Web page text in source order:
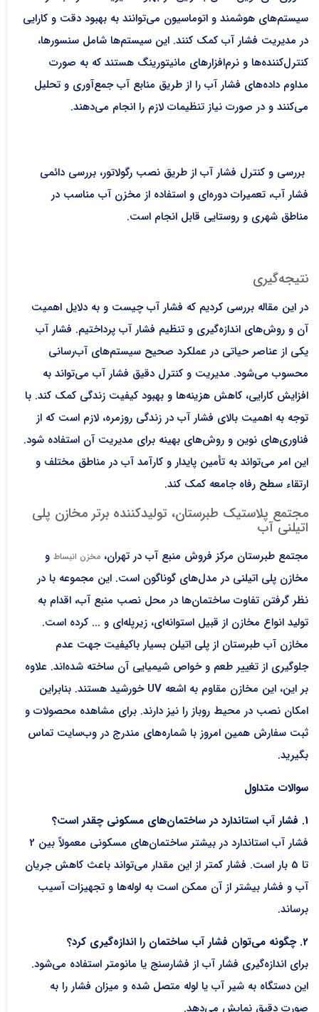
سیستم‌های هوشمند و اتوماسیون می‌توانند به بهبود دقت و کارایی
در مدیریت فشار آب کمک کنند. این سیستم‌ها شامل سنسورها،
کنترل‌کننده‌ها و نرم‌افزارهای مانیتورینگ هستند که به صورت
مداوم داده‌های فشار آب را از طریق منابع آب جمع‌آوری و تحلیل
می‌کنند و در صورت نیاز تنظیمات لازم را انجام می‌دهند.
بررسی و کنترل فشار آب از طریق نصب رگولاتور، بررسی دائمی
فشار آب، تعمیرات دوره‌ای و استفاده از مخزن آب مناسب در
مناطق شهری و روستایی قابل انجام است.
نتیجه‌گیری
در این مقاله بررسی کردیم که فشار آب چیست و به دلایل اهمیت
آن و روش‌های اندازه‌گیری و تنظیم فشار آب پرداختیم. فشار آب
یکی از عناصر حیاتی در عملکرد صحیح سیستم‌های آب‌رسانی
محسوب می‌شود. مدیریت و کنترل دقیق فشار آب می‌تواند به
افزایش کارایی، کاهش هزینه‌ها و بهبود کیفیت زندگی کمک کند. با
توجه به اهمیت بالای فشار آب در زندگی روزمره، لازم است که از
فناوری‌های نوین و روش‌های بهینه برای مدیریت آن استفاده شود.
این امر می‌تواند به تأمین پایدار و کارآمد آب در مناطق مختلف و
ارتقاء سطح رفاه جامعه کمک کند.
مجتمع پلاستیک طبرستان، تولیدکننده برتر مخازن پلی
اتیلنی آب
مجتمع طبرستان مرکز فروش منبع آب در تهران، مخزن انبساط و
مخازن پلی اتیلنی در مدل‌های گوناگون است. این مجموعه با در
نظر گرفتن تفاوت ساختمان‌ها در محل نصب منبع آب، اقدام به
تولید انواع مخازن از قبیل استوانه‌ای، زیرپله‌ای و ... کرده است.
مخازن آب طبرستان از پلی اتیلن بسیار باکیفیت جهت عدم
جلوگیری از تغییر طعم و خواص شیمیایی آن ساخته شده‌اند. علاوه
بر این، این مخازن مقاوم به اشعه UV خورشید هستند. بنابراین
امکان نصب در محیط روباز را نیز دارند. برای مشاهده محصولات و
ثبت سفارش همین امروز با شماره‌های مندرج در وب‌سایت تماس
بگیرید.
سوالات متداول
1. فشار آب استاندارد در ساختمان‌های مسکونی چقدر است؟
فشار آب استاندارد در بیشتر ساختمان‌های مسکونی معمولاً بین 2
تا 5 بار است. فشار کمتر از این مقدار می‌تواند باعث کاهش جریان
آب و فشار بیشتر از آن ممکن است به لوله‌ها و تجهیزات آسیب
برساند.
2. چگونه می‌توان فشار آب ساختمان را اندازه‌گیری کرد؟
برای اندازه‌گیری فشار آب از فشارسنج یا مانومتر استفاده می‌شود.
این دستگاه به شیر آب یا لوله متصل شده و میزان فشار را به